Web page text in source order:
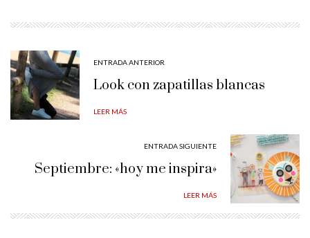
ENTRADA ANTERIOR
Look con zapatillas blancas
LEER MÁS
ENTRADA SIGUIENTE
Septiembre: «hoy me inspira»
LEER MÁS